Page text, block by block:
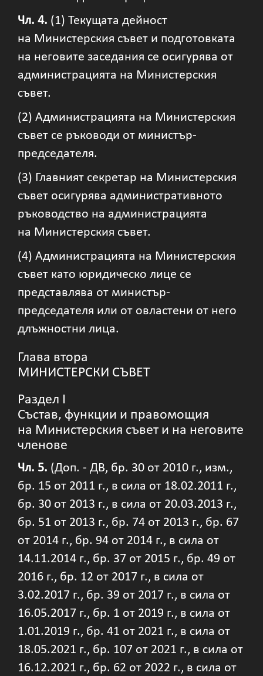
Чл. 4. (1) Текущата дейност
на Министерския съвет и подготовката
на неговите заседания се осигурява от
администрацията на Министерския
съвет.
(2) Администрацията на Министерския
съвет се ръководи от министър-
председателя.
(3) Главният секретар на Министерския
съвет осигурява административното
ръководство на администрацията
на Министерския съвет.
(4) Администрацията на Министерския
съвет като юридическо лице се
представлява от министър-
председателя или от овластени от него
длъжностни лица.
Глава втора
МИНИСТЕРСКИ СЪВЕТ
Раздел I
Състав, функции и правомощия
на Министерския съвет и на неговите
членове
Чл. 5. (Доп. - ДВ, бр. 30 от 2010 г., изм.,
бр. 15 от 2011 г., в сила от 18.02.2011 г.,
бр. 30 от 2013 г., в сила от 20.03.2013 г.,
бр. 51 от 2013 г., бр. 74 от 2013 г., бр. 67
от 2014 г., бр. 94 от 2014 г., в сила от
14.11.2014 г., бр. 37 от 2015 г., бр. 49 от
2016 г., бр. 12 от 2017 г., в сила от
3.02.2017 г., бр. 39 от 2017 г., в сила от
16.05.2017 г., бр. 1 от 2019 г., в сила от
1.01.2019 г., бр. 41 от 2021 г., в сила от
18.05.2021 г., бр. 107 от 2021 г., в сила от
16.12.2021 г., бр. 62 от 2022 г., в сила от